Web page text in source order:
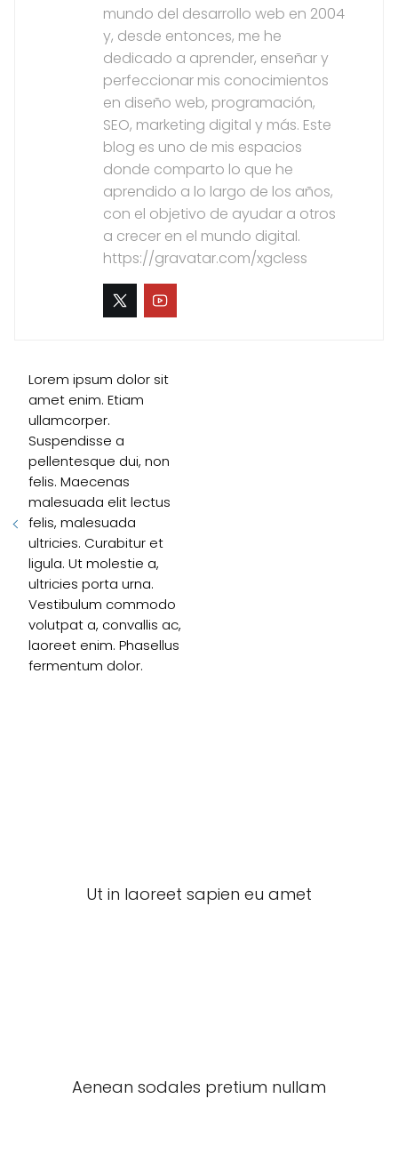
mundo del desarrollo web en 2004
y, desde entonces, me he
dedicado a aprender, enseñar y
perfeccionar mis conocimientos
en diseño web, programación,
SEO, marketing digital y más. Este
blog es uno de mis espacios
donde comparto lo que he
aprendido a lo largo de los años,
con el objetivo de ayudar a otros
a crecer en el mundo digital.
https://gravatar.com/xgcless
Lorem ipsum dolor sit
amet enim. Etiam
ullamcorper.
Suspendisse a
pellentesque dui, non
felis. Maecenas
malesuada elit lectus
felis, malesuada
ultricies. Curabitur et
ligula. Ut molestie a,
ultricies porta urna.
Vestibulum commodo
volutpat a, convallis ac,
laoreet enim. Phasellus
fermentum dolor.
Ut in laoreet sapien eu amet
Aenean sodales pretium nullam